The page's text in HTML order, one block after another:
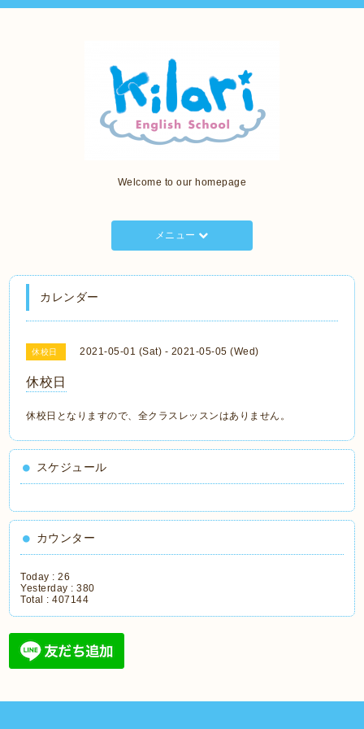
Welcome to our homepage
メニュー
カレンダー
休校日 2021-05-01 (Sat) - 2021-05-05 (Wed)
休校日
休校日となりますので、全クラスレッスンはありません。
スケジュール
カウンター
Today :26
Yesterday :380
Total :407144